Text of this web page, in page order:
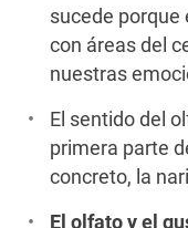
sucede
con áreas del
nuestras
El sentido del
primera parte
concreto, la
El olfato y el